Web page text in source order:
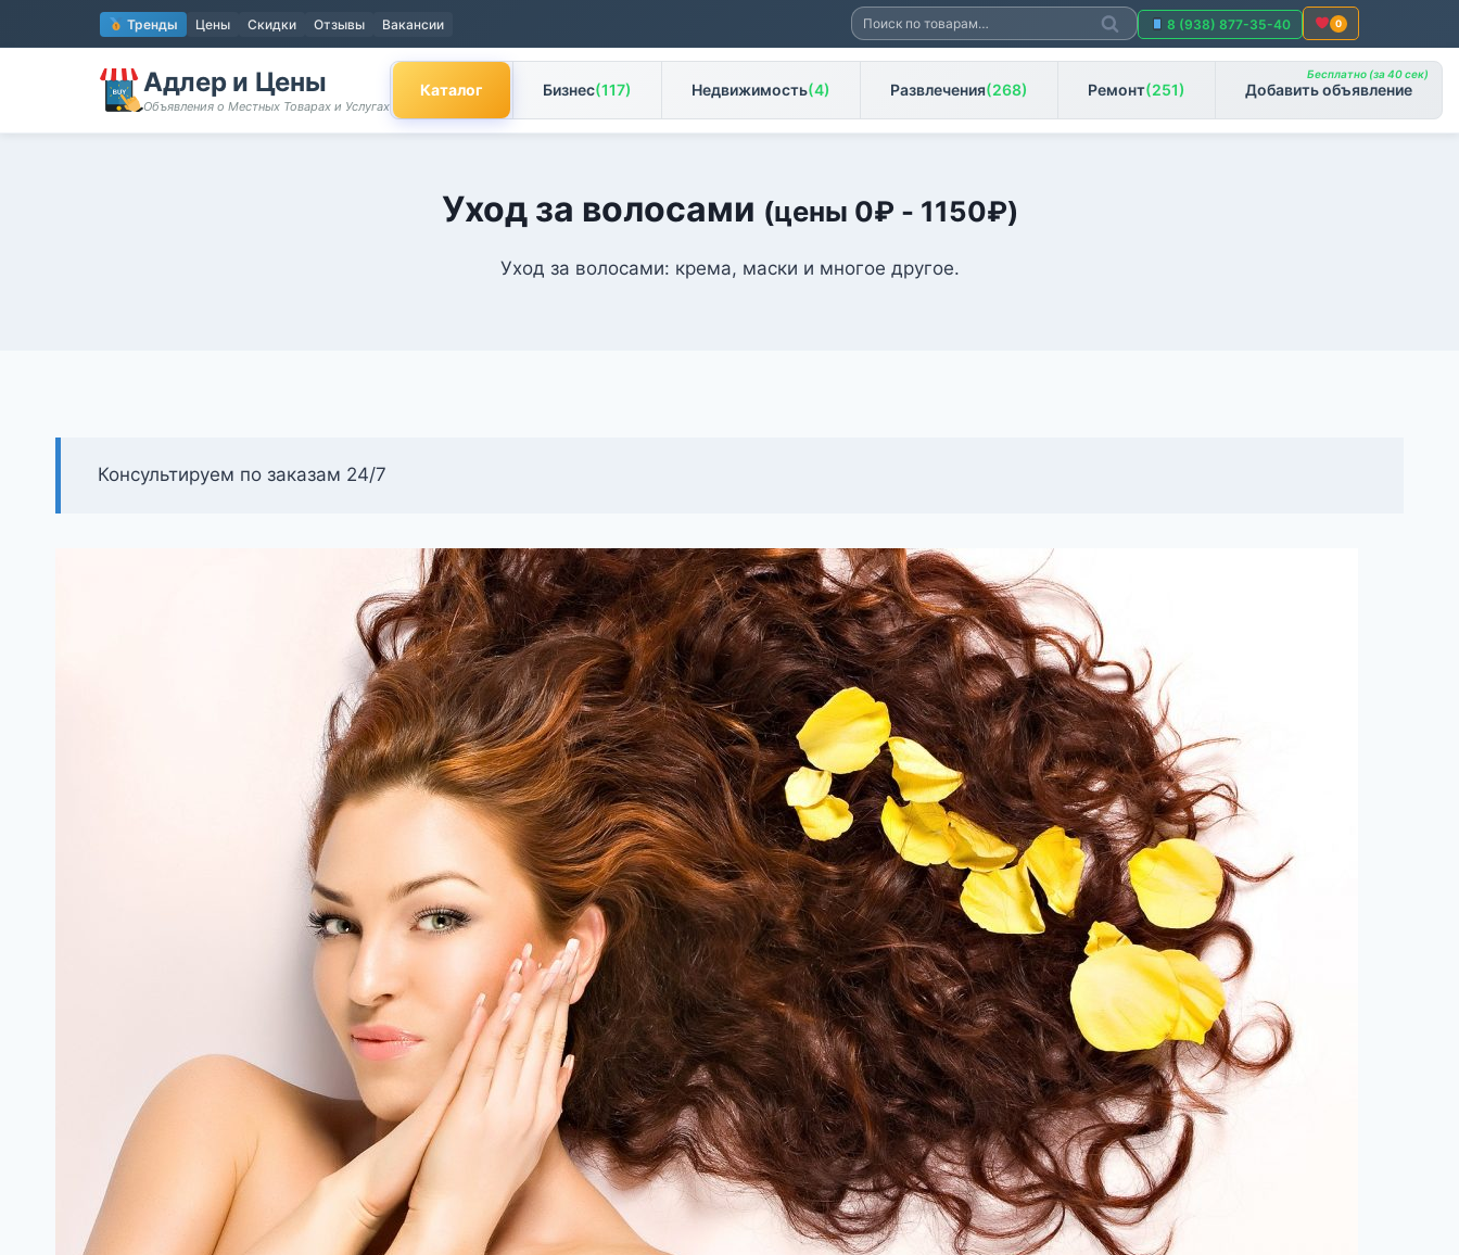
к
содержимому
Тренды Цены Скидки Отзывы Вакансии Искать:
Поиск
8 (938) 877-35-40 0
Адлер и Цены
Объявления о Местных Товарах и Услугах
Каталог Бизнес(117) Недвижимость(4) Развлечения(268) Ремонт(251) Добавить объявление
Бесплатно (за 40 сек)
Уход за волосами (цены 0₽ - 1150₽)
Уход за волосами: крема, маски и многое другое.
Консультируем по заказам 24/7